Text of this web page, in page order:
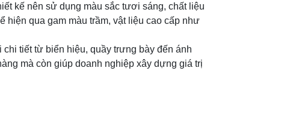
kế nên sử dụng màu sắc tươi sáng, chất liệu
qua gam màu trầm, vật liệu cao cấp như
tiết từ biển hiệu, quầy trưng bày đến ánh
mà còn giúp doanh nghiệp xây dựng giá trị